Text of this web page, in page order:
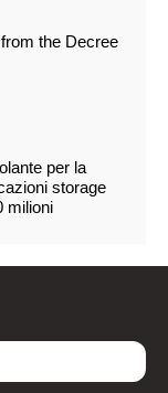
the Decree
per la
storage
milioni